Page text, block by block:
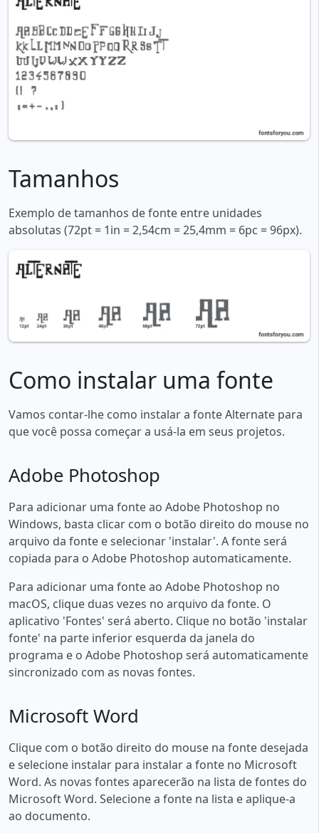
Tamanhos
Exemplo de tamanhos de fonte entre unidades
absolutas (72pt = 1in = 2,54cm = 25,4mm = 6pc = 96px).
Como instalar uma fonte
Vamos contar-lhe como instalar a fonte Alternate para
que você possa começar a usá-la em seus projetos.
Adobe Photoshop
Para adicionar uma fonte ao Adobe Photoshop no
Windows, basta clicar com o botão direito do mouse no
arquivo da fonte e selecionar 'instalar'. A fonte será
copiada para o Adobe Photoshop automaticamente.
Para adicionar uma fonte ao Adobe Photoshop no
macOS, clique duas vezes no arquivo da fonte. O
aplicativo 'Fontes' será aberto. Clique no botão 'instalar
fonte' na parte inferior esquerda da janela do
programa e o Adobe Photoshop será automaticamente
sincronizado com as novas fontes.
Microsoft Word
Clique com o botão direito do mouse na fonte desejada
e selecione instalar para instalar a fonte no Microsoft
Word. As novas fontes aparecerão na lista de fontes do
Microsoft Word. Selecione a fonte na lista e aplique-a
ao documento.